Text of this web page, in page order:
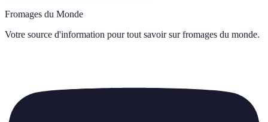
Fromages du Monde
Votre source d'information pour tout savoir sur fromages du monde.